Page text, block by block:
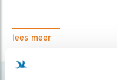
lees meer